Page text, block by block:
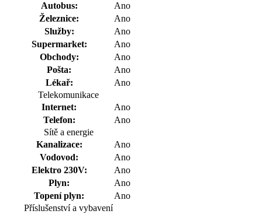
Autobus:
Ano
Železnice:
Ano
Služby:
Ano
Supermarket:
Ano
Obchody:
Ano
Pošta:
Ano
Lékař:
Ano
Telekomunikace
Internet:
Ano
Telefon:
Ano
Sítě a energie
Kanalizace:
Ano
Vodovod:
Ano
Elektro 230V:
Ano
Plyn:
Ano
Topení plyn:
Ano
Příslušenství a vybavení